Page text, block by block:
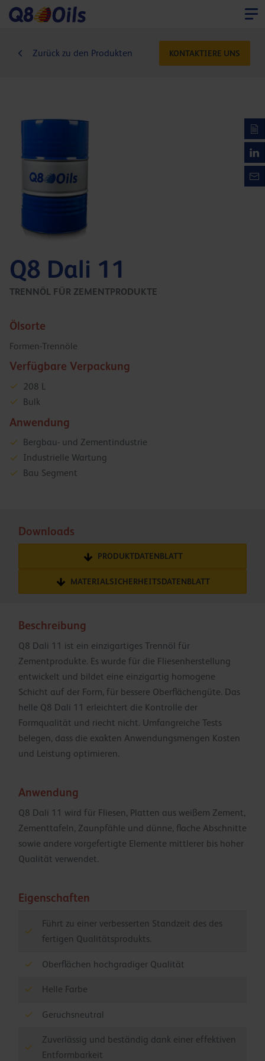
Zurück zu den Produkten KONTAKTIERE UNS
Q8 Dali 11
TRENNÖL FÜR ZEMENTPRODUKTE
Ölsorte
Formen-Trennöle
Verfügbare Verpackung
208 L
Bulk
Anwendung
Bergbau- und Zementindustrie
Industrielle Wartung
Bau Segment
Downloads
PRODUKTDATENBLATT
MATERIALSICHERHEITSDATENBLATT
Beschreibung
Q8 Dali 11 ist ein einzigartiges Trennöl für
Zementprodukte. Es wurde für die Fliesenherstellung
entwickelt und bildet eine einzigartig homogene
Schicht auf der Form, für bessere Oberflächengüte. Das
helle Q8 Dali 11 erleichtert die Kontrolle der
Formqualität und riecht nicht. Umfangreiche Tests
belegen, dass die exakten Anwendungsmengen Kosten
und Leistung optimieren.
Anwendung
Q8 Dali 11 wird für Fliesen, Platten aus weißem Zement,
Zementtafeln, Zaunpfähle und dünne, flache Abschnitte
sowie andere vorgefertigte Elemente mittlerer bis hoher
Qualität verwendet.
Eigenschaften
Führt zu einer verbesserten Standzeit des des
fertigen Qualitätsprodukts.
Oberflächen hochgradiger Qualität
Helle Farbe
Geruchsneutral
Zuverlässig und beständig dank einer effektiven
Entformbarkeit